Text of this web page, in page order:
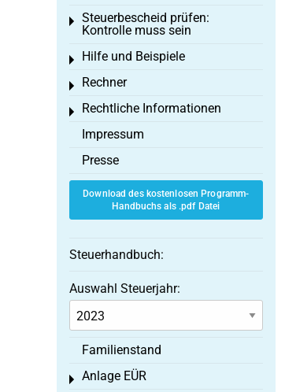
Steuerbescheid prüfen:
Kontrolle muss sein
Toggle menu
Hilfe und Beispiele
Toggle menu
Rechner
Toggle menu
Rechtliche Informationen
Toggle menu
Impressum
Presse
Download des kostenlosen Programm-
Handbuchs als .pdf Datei
Steuerhandbuch:
Auswahl Steuerjahr:
Familienstand
Anlage EÜR
Toggle menu